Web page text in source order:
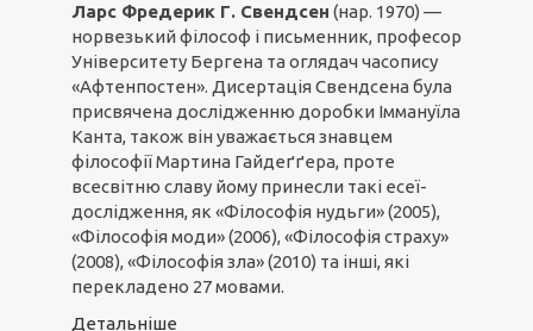
Ларс Фредерик Г. Свендсен (нар. 1970) —
норвезький філософ і письменник, професор
Університету Бергена та оглядач часопису
«Афтенпостен». Дисертація Свендсена була
присвячена дослідженню доробки Іммануїла
Канта, також він уважається знавцем
філософії Мартина Гайдеґґера, проте
всесвітню славу йому принесли такі есеї-
дослідження, як «Філософія нудьги» (2005),
«Філософія моди» (2006), «Філософія страху»
(2008), «Філософія зла» (2010) та інші, які
перекладено 27 мовами.
Детальніше